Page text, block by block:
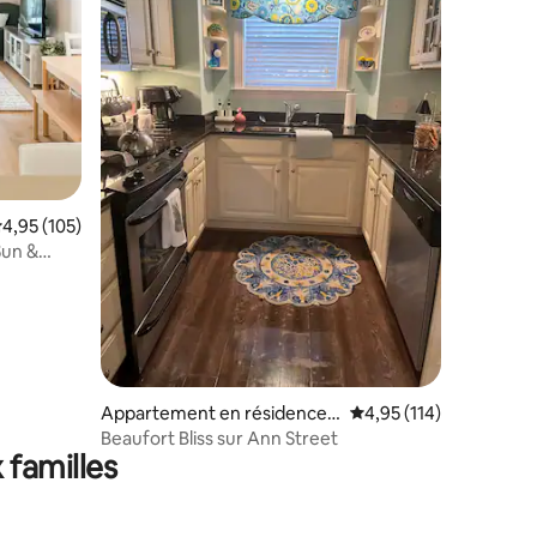
: 4,99 sur 5
moyenne sur la base de 105 commentaires : 4,95 sur 5
4,95 (105)
&
Appartement en résidence ⋅
Beaufort
Évaluation moyenne
4,95 (114)
Beaufort Bliss sur Ann Street
familles